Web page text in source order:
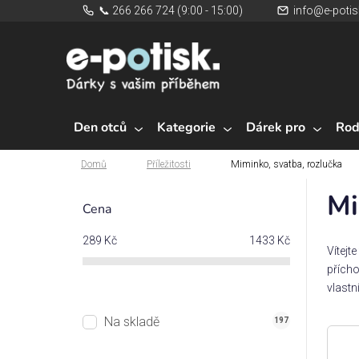
📞 266 266 724 (9:00 - 15:00) info@e-
Den otců Kategorie Dárek pro
Domů
Domů Příležitosti Miminko, svatba, rozlučka
Cena
289 Kč 1433 Kč
Na skladě 197